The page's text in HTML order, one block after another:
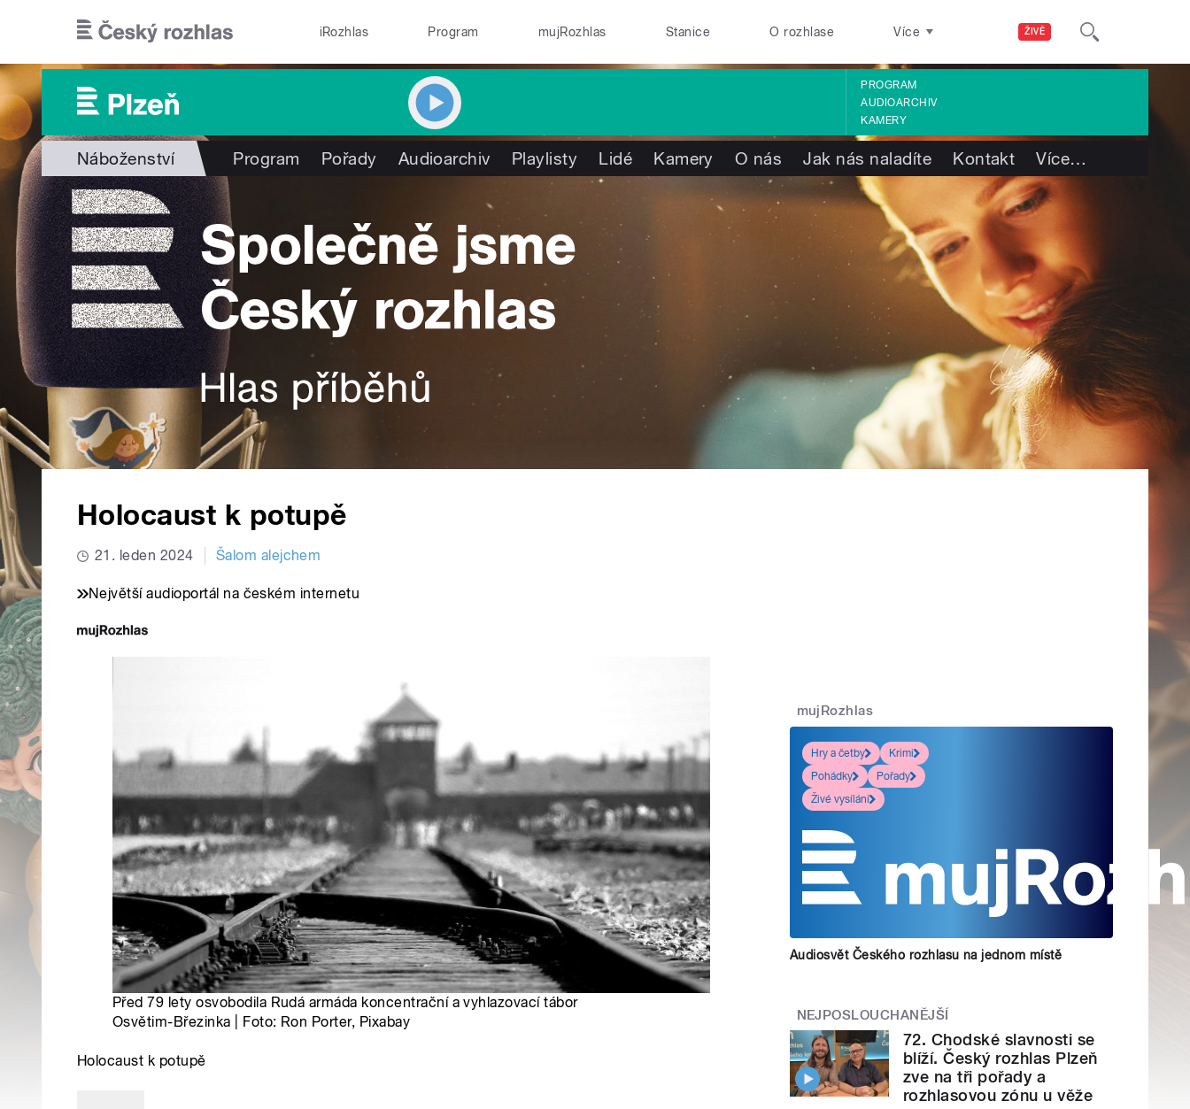
ŽIVĚ
iRozhlas Program mujRozhlas Stanice O rozhlase Více
PROGRAM
AUDIOARCHIV
KAMERY
Náboženství Program Pořady Audioarchiv Playlisty Lidé Kamery O nás Jak nás naladíte Kontakt Více…
Holocaust k potupě
21. leden 2024 Šalom alejchem
Největší audioportál na českém internetu
Před 79 lety osvobodila Rudá armáda koncentrační a vyhlazovací tábor
Osvětim-Březinka | Foto: Ron Porter, Pixabay
Holocaust k potupě
mujRozhlas
Hry a četby
Krimi
Pohádky
Pořady
Živé vysílání
Audiosvět Českého rozhlasu na jednom místě
NEJPOSLOUCHANĚJŠÍ
72. Chodské slavnosti se
blíží. Český rozhlas Plzeň
zve na tři pořady a
rozhlasovou zónu u věže